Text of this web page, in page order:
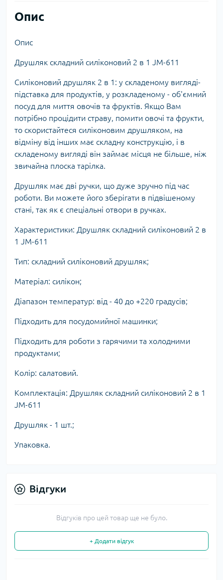
Опис
Опис
Друшляк складний силіконовий 2 в 1 JM-611
Силіконовий друшляк 2 в 1: у складеному вигляді-
підставка для продуктів, у розкладеному - об'ємний
посуд для миття овочів та фруктів. Якщо Вам
потрібно процідити страву, помити овочі та фрукти,
то скористайтеся силіконовим друшляком, на
відміну від інших має складну конструкцію, і в
складеному вигляді він займає місця не більше, ніж
звичайна плоска тарілка.
Друшляк має дві ручки, що дуже зручно під час
роботи. Ви можете його зберігати в підвішеному
стані, так як є спеціальні отвори в ручках.
Характеристики: Друшляк складний силіконовий 2 в
1 JM-611
Тип: складний силіконовий друшляк;
Матеріал: силікон;
Діапазон температур: від - 40 до +220 градусів;
Підходить для посудомийної машинки;
Підходить для роботи з гарячими та холодними
продуктами;
Колір: салатовий.
Комплектація: Друшляк складний силіконовий 2 в 1
JM-611
Друшляк - 1 шт.;
Упаковка.
Відгуки
Відгуків про цей товар ще не було.
+ Додати відгук